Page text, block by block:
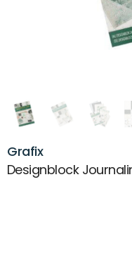
Grafix
Designblock